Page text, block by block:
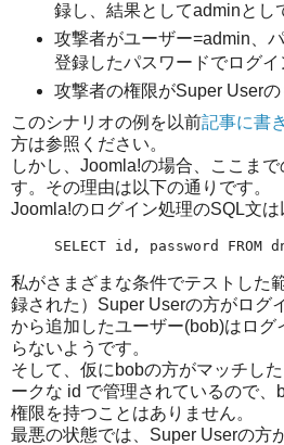
録し、結果としてadminとし
攻撃者がユーザー=admin、
登録したパスワードでログイ
攻撃者の権限がSuper Userの
このシナリオの例を以前記事に書
方は参照ください。
しかし、Joomla!の場合、ここま
す。その理由は以下の通りです。
Joomla!のログイン処理のSQL文は
SELECT id, password FROM
私がさまざまな条件でテストした
録された）Super Userの方がログ
から追加したユーザー(bob)はログ
らないようです。
そして、仮にbobの方がマッチし
ークな id で管理されているので
権限を持つことはありません。
最悪の状態では、Super Userの方